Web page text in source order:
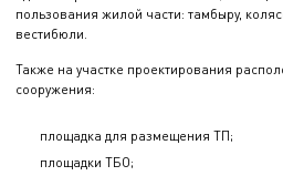
пользования жилой части: тамбыру,
вестибюли.
Также на участке проектирования
сооружения:
площадка для размещения ТП;
площадки ТБО;